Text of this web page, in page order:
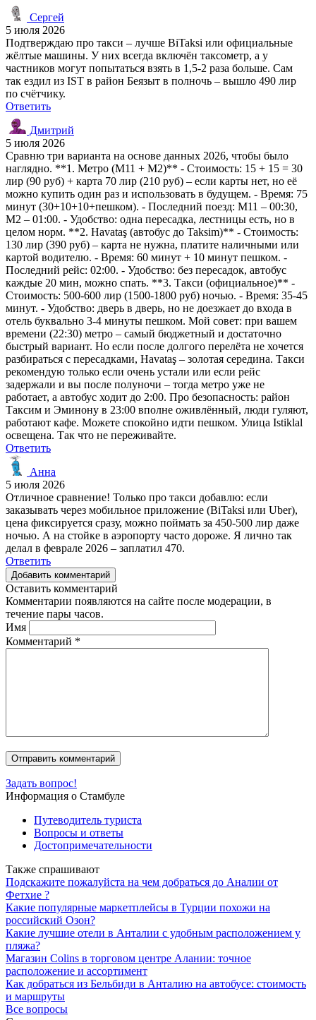
Сергей
5 июля 2026
Подтверждаю про такси – лучше BiTaksi или официальные
жёлтые машины. У них всегда включён таксометр, а у
частников могут попытаться взять в 1,5-2 раза больше. Сам
так ездил из IST в район Беязыт в полночь – вышло 490 лир
по счётчику.
Ответить
Дмитрий
5 июля 2026
Сравню три варианта на основе данных 2026, чтобы было
наглядно. **1. Метро (M11 + M2)** - Стоимость: 15 + 15 = 30
лир (90 руб) + карта 70 лир (210 руб) – если карты нет, но её
можно купить один раз и использовать в будущем. - Время: 75
минут (30+10+10+пешком). - Последний поезд: M11 – 00:30,
M2 – 01:00. - Удобство: одна пересадка, лестницы есть, но в
целом норм. **2. Havataş (автобус до Taksim)** - Стоимость:
130 лир (390 руб) – карта не нужна, платите наличными или
картой водителю. - Время: 60 минут + 10 минут пешком. -
Последний рейс: 02:00. - Удобство: без пересадок, автобус
каждые 20 мин, можно спать. **3. Такси (официальное)** -
Стоимость: 500-600 лир (1500-1800 руб) ночью. - Время: 35-45
минут. - Удобство: дверь в дверь, но не доезжает до входа в
отель буквально 3-4 минуты пешком. Мой совет: при вашем
времени (22:30) метро – самый бюджетный и достаточно
быстрый вариант. Но если после долгого перелёта не хочется
разбираться с пересадками, Havataş – золотая середина. Такси
рекомендую только если очень устали или если рейс
задержали и вы после полуночи – тогда метро уже не
работает, а автобус ходит до 2:00. Про безопасность: район
Таксим и Эминону в 23:00 вполне оживлённый, люди гуляют,
работают кафе. Можете спокойно идти пешком. Улица Istiklal
освещена. Так что не переживайте.
Ответить
Анна
5 июля 2026
Отличное сравнение! Только про такси добавлю: если
заказывать через мобильное приложение (BiTaksi или Uber),
цена фиксируется сразу, можно поймать за 450-500 лир даже
ночью. А на стойке в аэропорту часто дороже. Я лично так
делал в феврале 2026 – заплатил 470.
Ответить
Добавить комментарий
Оставить комментарий
Комментарии появляются на сайте после модерации, в
течение пары часов.
Имя
Комментарий *
Задать вопрос!
Информация о Стамбуле
Путеводитель туриста
Вопросы и ответы
Достопримечательности
Также спрашивают
Подскажите пожалуйста на чем добраться до Аналии от
Фетхие ?
Какие популярные маркетплейсы в Турции похожи на
российский Озон?
Какие лучшие отели в Анталии с удобным расположением у
пляжа?
Магазин Colins в торговом центре Алании: точное
расположение и ассортимент
Как добраться из Бельбиди в Анталию на автобусе: стоимость
и маршруты
Все вопросы